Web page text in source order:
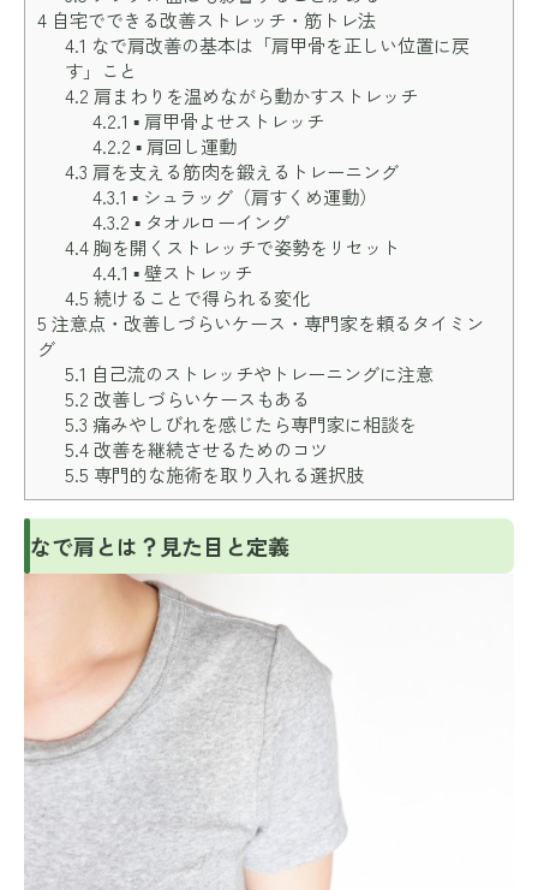
4 自宅でできる改善ストレッチ・筋トレ法
4.1 なで肩改善の基本は「肩甲骨を正しい位置に戻
す」こと
4.2 肩まわりを温めながら動かすストレッチ
4.2.1 ▪ 肩甲骨よせストレッチ
4.2.2 ▪ 肩回し運動
4.3 肩を支える筋肉を鍛えるトレーニング
4.3.1 ▪ シュラッグ（肩すくめ運動）
4.3.2 ▪ タオルローイング
4.4胸を開くストレッチで姿勢をリセット
4.4.1 ▪ 壁ストレッチ
4.5 続けることで得られる変化
5 注意点・改善しづらいケース・専門家を頼るタイミン
グ
5.1 自己流のストレッチやトレーニングに注意
5.2 改善しづらいケースもある
5.3 痛みやしびれを感じたら専門家に相談を
5.4改善を継続させるためのコツ
5.5 専門的な施術を取り入れる選択肢
なで肩とは？見た目と定義